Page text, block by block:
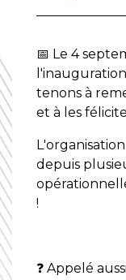
📅 Le 4
tenons à
et à les
depuis
!
❓ Appelé